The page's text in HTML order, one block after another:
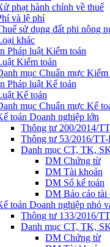
phạt hành chính về thuế
và lệ phí
sử dụng đất phi nông
khác
Pháp luật Kiểm toán
Kiểm toán
mục Chuẩn mực Kiểm
Pháp luật Kế toán
Kế toán
mục Chuẩn mực Kế
toán Doanh nghiệp lớn
Thông tư 200/2014/
Thông tư 53/2016/
Danh mục CT, TK,
DM Chứng từ
DM Tài khoản
DM Sổ kế toán
DM Báo cáo tài
toán Doanh nghiệp nhỏ
Thông tư 133/2016/
Danh mục CT, TK,
DM Chứng từ